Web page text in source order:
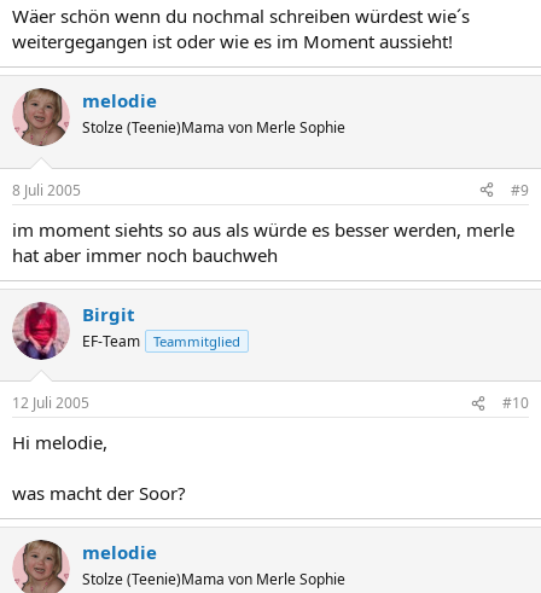
Wäer schön wenn du nochmal schreiben würdest wie´s
weitergegangen ist oder wie es im Moment aussieht!
melodie
Stolze (Teenie)Mama von Merle Sophie
8 Juli 2005 #9
im moment siehts so aus als würde es besser werden, merle
hat aber immer noch bauchweh
Birgit
EF-Team Teammitglied
12 Juli 2005 #10
Hi melodie,
was macht der Soor?
melodie
Stolze (Teenie)Mama von Merle Sophie